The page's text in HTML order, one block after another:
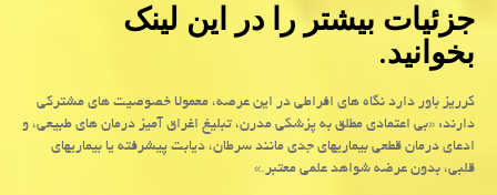
جزئیات بیشتر را در این لینک
بخوانید.
کرریز باور دارد نگاه های افراطی در این عرصه، معمولا خصوصیت های مشترکی
دارند: «بی اعتمادی مطلق به پزشکی مدرن، تبلیغ اغراق آمیز درمان های طبیعی، و
ادعای درمان قطعی بیماریهای جدی مانند سرطان، دیابت پیشرفته یا بیماریهای
قلبی، بدون عرضه شواهد علمی معتبر.»